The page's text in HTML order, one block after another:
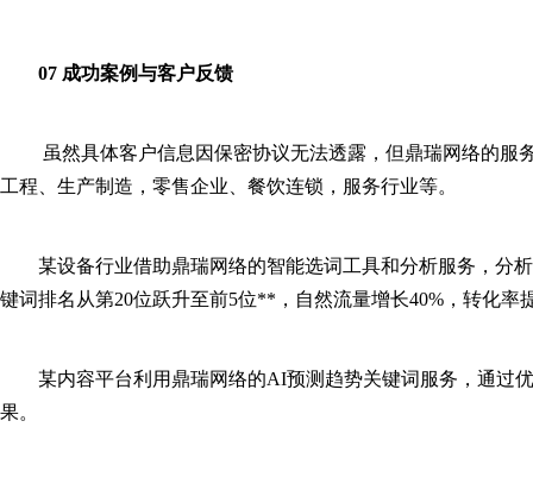
07 成功案例与客户反馈
虽然具体客户信息因保密协议无法透露，但鼎瑞网络的
工程、生产制造，零售企业、餐饮连锁，服务行业等。
某设备行业借助鼎瑞网络的智能选词工具和分析服务，分
键词排名从第20位跃升至前5位**，自然流量增长40%，转化率
某内容平台利用鼎瑞网络的AI预测趋势关键词服务，通过
果。